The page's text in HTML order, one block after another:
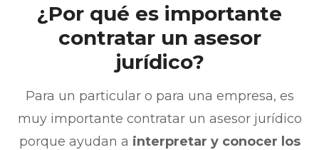
¿Por qué es importante
contratar un asesor
jurídico?
Para un particular o para una empresa, es
muy importante contratar un asesor jurídico
porque ayudan a interpretar y conocer los